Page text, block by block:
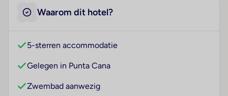
Waarom dit hotel?
5-sterren accommodatie
Gelegen in Punta Cana
Zwembad aanwezig